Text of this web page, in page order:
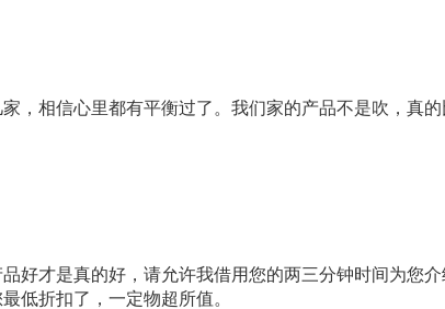
，相信心里都有平衡过了。我们家的产品不是吹，真
好才是真的好，请允许我借用您的两三分钟时间为您
低折扣了，一定物超所值。